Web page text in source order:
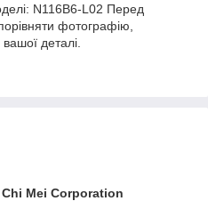
N116B6-L02 Перед
фотографію,
деталі.
Chi Mei Corporation